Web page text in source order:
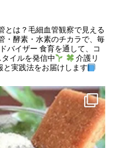
とは？毛細血管観察で見える
・酵素・水素のチカラで、毎
バイザー 食育を通して、コ
イルを発信中
介護リ
と実践法をお届けします